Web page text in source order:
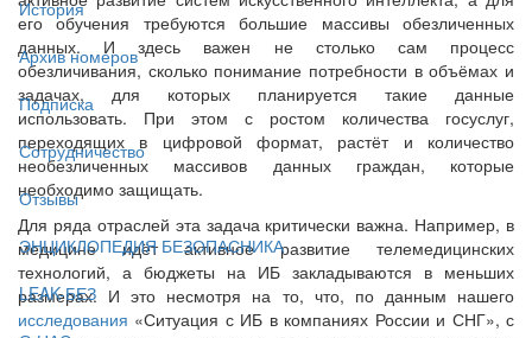
История
Архив номеров
Подписка
Сотрудничество
Отзывы
ЭНЦИКЛОПЕДИЯ БЕЗОПАСНИКА
LEAK-БЕЗ
его обучения требуются большие массивы обезличенных
данных. И здесь важен не столько сам процесс
обезличивания, сколько понимание потребности в объёмах и
задачах, для которых планируется такие данные
использовать. При этом с ростом количества госуслуг,
переходящих в цифровой формат, растёт и количество
необезличенных массивов данных граждан, которые
необходимо защищать.
Для ряда отраслей эта задача критически важна. Например, в
медицине идёт активное развитие телемедицинских
технологий, а бюджеты на ИБ закладываются в меньших
размерах. И это несмотря на то, что, по данным нашего
исследования «Ситуация с ИБ в компаниях России и СНГ», с